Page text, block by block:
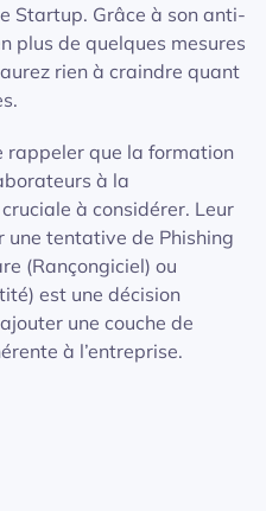
Startup. Grâce à son anti-
plus de quelques mesures
rien à craindre quant
rappeler que la formation
à la
à considérer. Leur
tentative de Phishing
(Rançongiciel) ou
est une décision
une couche de
à l’entreprise.